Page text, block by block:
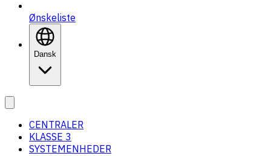
Ønskeliste
Dansk
CENTRALER
KLASSE 3
SYSTEMENHEDER